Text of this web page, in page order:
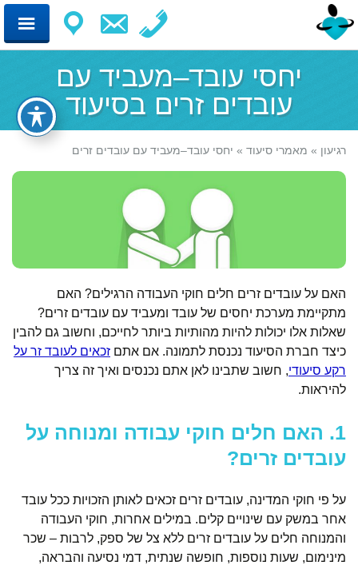
יחסי עובד–מעביד עם
עובדים זרים בסיעוד
רגיעון » מאמרי סיעוד » יחסי עובד–מעביד עם עובדים זרים
האם על עובדים זרים חלים חוקי העבודה הרגילים? האם
מתקיימת מערכת יחסים של עובד ומעביד עם עובדים זרים?
שאלות אלו יכולות להיות מהותיות ביותר לחייכם, וחשוב גם להבין
כיצד חברת הסיעוד נכנסת לתמונה. אם אתם זכאים לעובד זר על
רקע סיעודי, חשוב שתבינו לאן אתם נכנסים ואיך זה צריך
להיראות.
1. האם חלים חוקי עבודה ומנוחה על
עובדים זרים?
על פי חוקי המדינה, עובדים זרים זכאים לאותן הזכויות ככל עובד
אחר במשק עם שינויים קלים. במילים אחרות, חוקי העבודה
והמנוחה חלים על עובדים זרים ללא צל של ספק, לרבות – שכר
מינימום, שעות נוספות, חופשה שנתית, דמי נסיעה והבראה,